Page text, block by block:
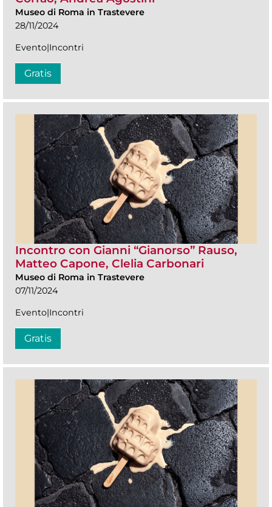
Museo di Roma in Trastevere
28/11/2024
Evento|Incontri
Gratis
Incontro con Gianni “Gianorso” Rauso,
Matteo Capone, Clelia Carbonari
Museo di Roma in Trastevere
07/11/2024
Evento|Incontri
Gratis